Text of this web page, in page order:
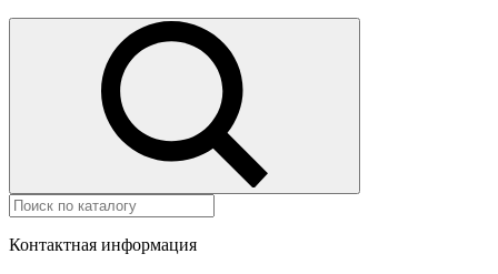
Контактная информация